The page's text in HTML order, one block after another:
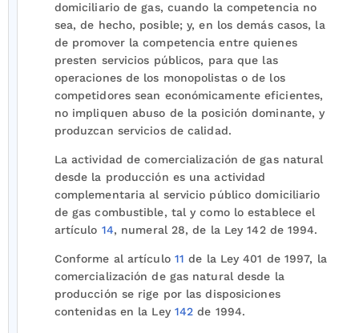
domiciliario de gas, cuando la competencia no
sea, de hecho, posible; y, en los demás casos, la
de promover la competencia entre quienes
presten servicios públicos, para que las
operaciones de los monopolistas o de los
competidores sean económicamente eficientes,
no impliquen abuso de la posición dominante, y
produzcan servicios de calidad.
La actividad de comercialización de gas natural
desde la producción es una actividad
complementaria al servicio público domiciliario
de gas combustible, tal y como lo establece el
artículo 14, numeral 28, de la Ley 142 de 1994.
Conforme al artículo 11 de la Ley 401 de 1997, la
comercialización de gas natural desde la
producción se rige por las disposiciones
contenidas en la Ley 142 de 1994.